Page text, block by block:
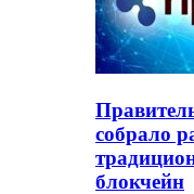
собрало
блокчейн